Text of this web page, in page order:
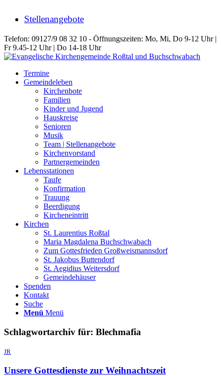
Stellenangebote
Telefon: 09127/9 08 32 10 - Öffnungszeiten: Mo, Mi, Do 9-12 Uhr |
Fr 9.45-12 Uhr | Do 14-18 Uhr
Termine
Gemeindeleben
Kirchenbote
Familien
Kinder und Jugend
Hauskreise
Senioren
Musik
Team | Stellenangebote
Kirchenvorstand
Partnergemeinden
Lebensstationen
Taufe
Konfirmation
Trauung
Beerdigung
Kircheneintritt
Kirchen
St. Laurentius Roßtal
Maria Magdalena Buchschwabach
Zum Gottesfrieden Großweismannsdorf
St. Jakobus Buttendorf
St. Aegidius Weitersdorf
Gemeindehäuser
Spenden
Kontakt
Suche
Menü Menü
Schlagwortarchiv für: Blechmafia
JR
Unsere Gottesdienste zur Weihnachtszeit